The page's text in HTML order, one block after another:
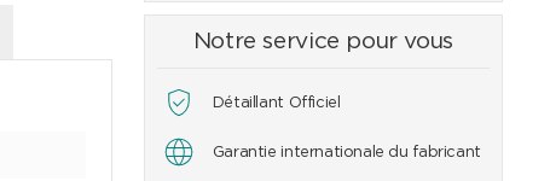
Notre service pour vous
Détaillant Officiel
Garantie internationale du fabricant